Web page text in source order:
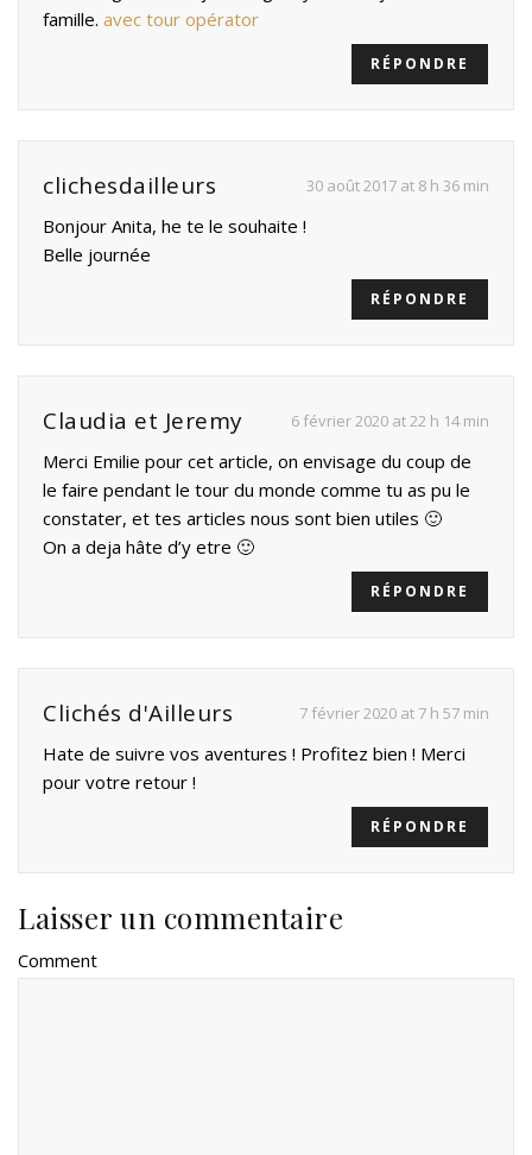
famille. avec tour opérator
RÉPONDRE
clichesdailleurs 30 août 2017 at 8 h 36 min
Bonjour Anita, he te le souhaite !
Belle journée
RÉPONDRE
Claudia et Jeremy 6 février 2020 at 22 h 14 min
Merci Emilie pour cet article, on envisage du coup de
le faire pendant le tour du monde comme tu as pu le
constater, et tes articles nous sont bien utiles 🙂
On a deja hâte d’y etre 🙂
RÉPONDRE
Clichés d'Ailleurs 7 février 2020 at 7 h 57 min
Hate de suivre vos aventures ! Profitez bien ! Merci
pour votre retour !
RÉPONDRE
Laisser un commentaire
Comment